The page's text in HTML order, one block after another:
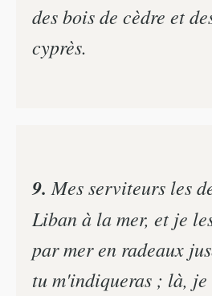
des bois de cèdre et
cyprès.
9. Mes serviteurs les
Liban à la mer, et je
par mer en radeaux
tu m'indiqueras ; là,